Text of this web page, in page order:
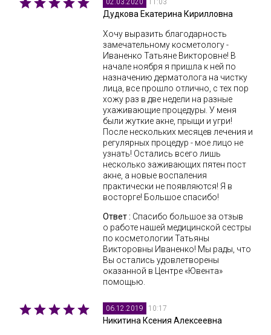
02.03.2020
Дудкова Екатерина Кирилловна
Хочу выразить благодарность
замечательному косметологу -
Иваненко Татьяне Викторовне! В
начале ноября я пришла к ней по
назначению дерматолога на чистку
лица, все прошло отлично, с тех пор
хожу раз в две недели на разные
ухаживающие процедуры. У меня
были жуткие акне, прыщи и угри!
После нескольких месяцев лечения и
регулярных процедур - мое лицо не
узнать! Остались всего лишь
несколько заживающих пятен пост
акне, а новые воспаления
практически не появляются! Я в
восторге! Большое спасибо!
Ответ : Спасибо большое за отзыв
о работе нашей медицинской сестры
по косметологии Татьяны
Викторовны Иваненко! Мы рады, что
Вы остались удовлетворены
оказанной в Центре «Ювента»
помощью.
06.12.2019 10:17
Никитина Ксения Алексеевна